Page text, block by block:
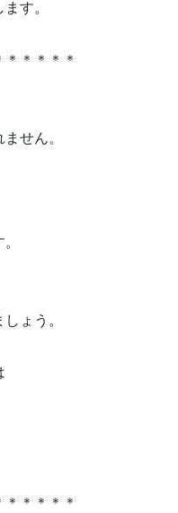
す。
＊＊＊＊
せん。
ょう。
＊＊＊＊